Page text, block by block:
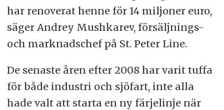
har renoverat henne för 14 miljoner euro,
säger Andrey Mushkarev, försäljnings-
och marknadschef på St. Peter Line.
De senaste åren efter 2008 har varit tuffa
för både industri och sjöfart, inte alla
hade valt att starta en ny färjelinje när